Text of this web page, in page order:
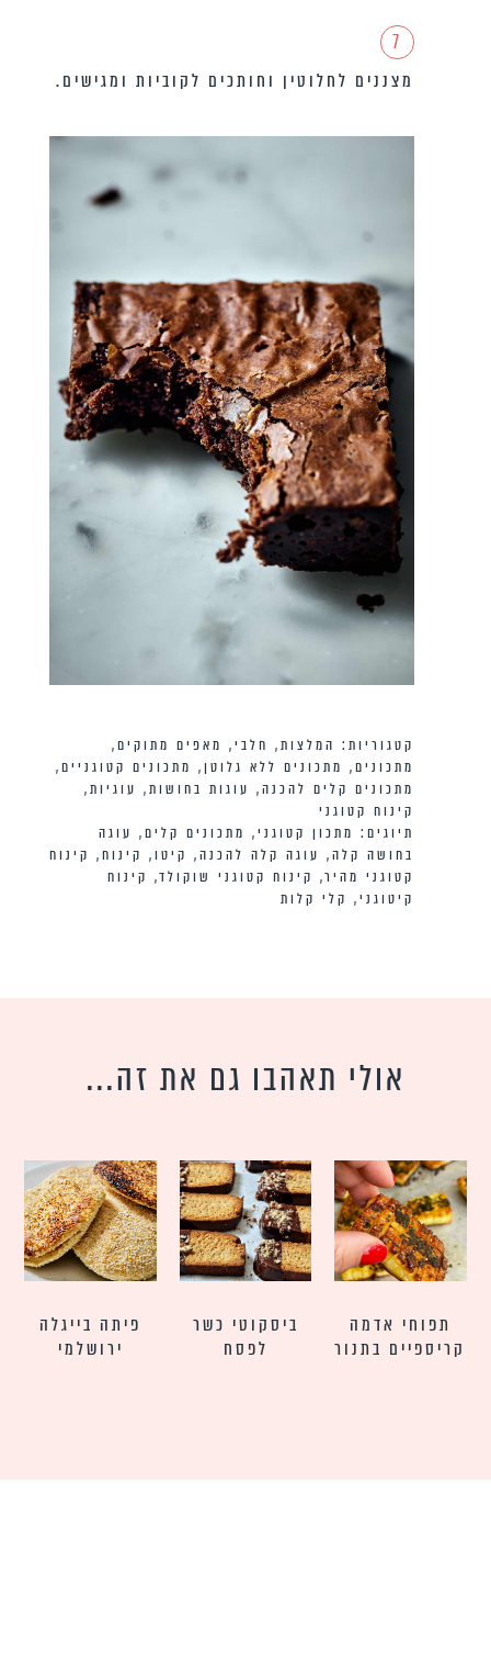
7
מצננים לחלוטין וחותכים לקוביות ומגישים.
קטגוריות: המלצות, חלבי, מאפים מתוקים,
מתכונים, מתכונים ללא גלוטן, מתכונים קטוגניים,
מתכונים קלים להכנה, עוגות בחושות, עוגיות,
קינוח קטוגני
תיוגים: מתכון קטוגני, מתכונים קלים, עוגה
בחושה קלה, עוגה קלה להכנה, קיטו, קינוח, קינוח
קטוגני מהיר, קינוח קטוגני שוקולד, קינוח
קיטוגני, קלי קלות
אולי תאהבו גם את זה...
תפוחי אדמה
קריספיים בתנור
ביסקוטי כשר
לפסח
פיתה בייגלה
ירושלמי